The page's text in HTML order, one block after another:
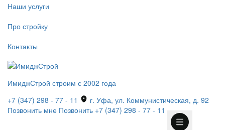
Наши услуги
Про стройку
Контакты
ИмиджСтрой строим с 2002 года
+7 (347) 298 - 77 - 11
г. Уфа, ул. Коммунистическая, д. 92
Позвонить мне Позвонить +7 (347) 298 - 77 - 11